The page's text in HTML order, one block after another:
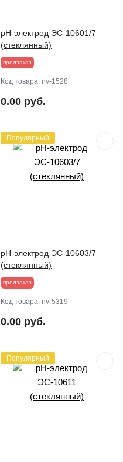
pH-электрод ЭС-10601/7
(стеклянный)
предзаказ
Код товара: nv-1528
0.00 руб.
Популярный
pH-электрод ЭС-10603/7
(стеклянный)
предзаказ
Код товара: nv-5319
0.00 руб.
Популярный